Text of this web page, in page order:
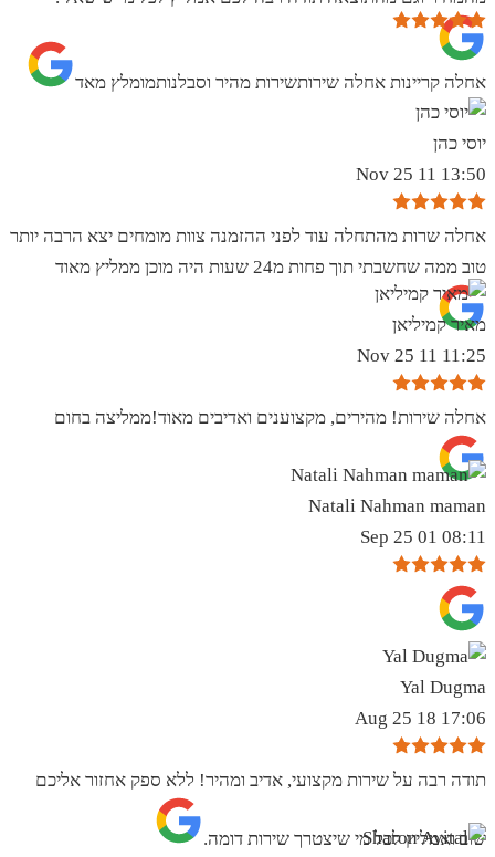
אחלה קריינות אחלה שירותשירות מהיר וסבלנותמומלץ מאד
יוסי כהן
13:50 11 Nov 25
אחלה שרות מהתחלה עוד לפני ההזמנה צוות מומחים יצא הרבה יותר
טוב ממה שחשבתי תוך פחות מ24 שעות היה מוכן ממליץ מאוד
מאיר קמיליאן
11:25 11 Nov 25
אחלה שירות! מהירים, מקצוענים ואדיבים מאוד!ממליצה בחום
Natali Nahman maman
08:11 01 Sep 25
Yal Dugma
17:06 18 Aug 25
תודה רבה על שירות מקצועי, אדיב ומהיר! ללא ספק אחזור אליכם
שוב ואמליץ לכל מי שיצטרך שירות דומה.